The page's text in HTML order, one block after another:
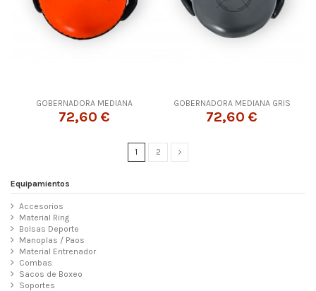
GOBERNADORA MEDIANA
72,60 €
GOBERNADORA MEDIANA GRIS
72,60 €
1 2
Equipamientos
Accesorios
Material Ring
Bolsas Deporte
Manoplas / Paos
Material Entrenador
Combas
Sacos de Boxeo
Soportes